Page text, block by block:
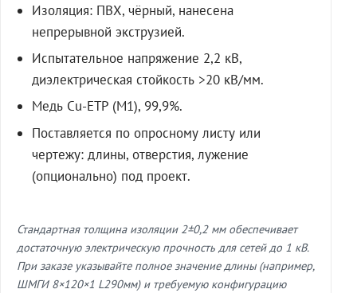
Изоляция: ПВХ, чёрный, нанесена
непрерывной экструзией.
Испытательное напряжение 2,2 кВ,
диэлектрическая стойкость >20 кВ/мм.
Медь Cu-ETP (M1), 99,9%.
Поставляется по опросному листу или
чертежу: длины, отверстия, лужение
(опционально) под проект.
Стандартная толщина изоляции 2±0,2 мм обеспечивает
достаточную электрическую прочность для сетей до 1 кВ.
При заказе указывайте полное значение длины (например,
ШМГИ 8×120×1 L290мм) и требуемую конфигурацию